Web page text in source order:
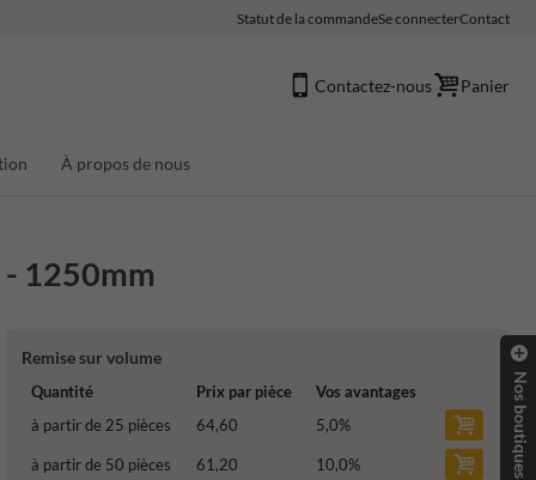
Statut de la commandeSe connecterContact
Contactez-nous Panier
À propos de nous
1250mm
Remise sur volume
Quantité Prix par pièce
Vos avantages
à partir de 25 pièces
64,60 5,0%
à partir de 50 pièces 61,20 10,0% Nos boutiques